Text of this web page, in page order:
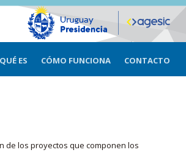
QUÉ ES CÓMO FUNCIONA CONTACTO
de los proyectos que componen los